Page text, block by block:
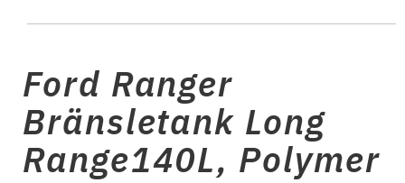
Ford Ranger
Bränsletank Long
Range140L, Polymer